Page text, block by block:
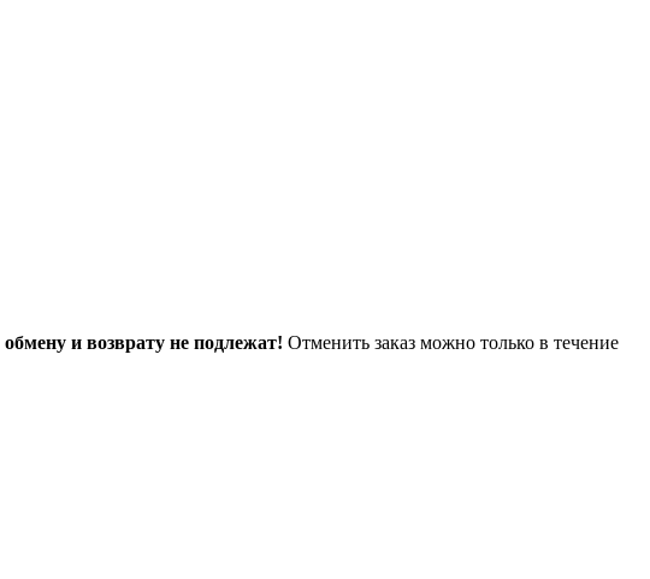
обмену и возврату не подлежат! Отменить заказ можно только в течение